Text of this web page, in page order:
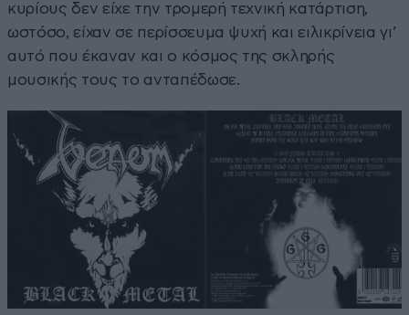
κυρίους δεν είχε την τρομερή τεχνική κατάρτιση,
ωστόσο, είχαν σε περίσσευμα ψυχή και ειλικρίνεια γι’
αυτό που έκαναν και ο κόσμος της σκληρής
μουσικής τους το ανταπέδωσε.